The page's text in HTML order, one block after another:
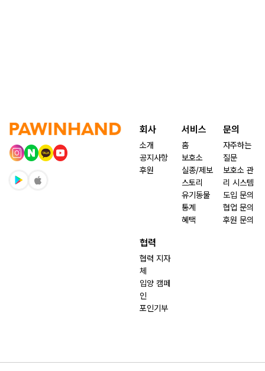
회사
소개
공지사항
후원
서비스
홈
보호소
실종/제보
스토리
유기동물
통계
혜택
문의
자주하는
질문
보호소 관
리 시스템
도입 문의
협업 문의
후원 문의
협력
협력 지자
체
입양 캠페
인
포인기부